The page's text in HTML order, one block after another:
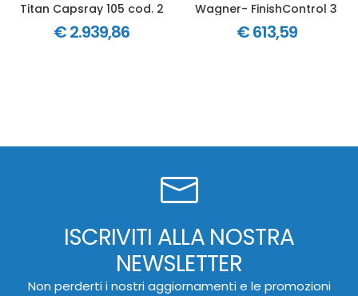
Titan Capsray 105 cod. 276047
€ 2.939,86
Wagner- FinishControl
€ 613,59
ISCRIVITI ALLA NOSTRA
NEWSLETTER
Non perderti i nostri aggiornamenti e le promozioni